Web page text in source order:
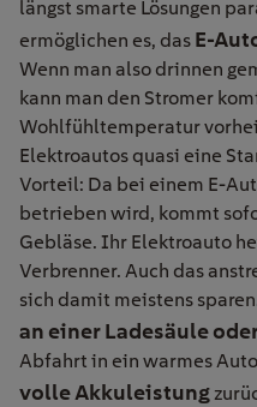
längst smarte Lösungen
ermöglichen es, das E-
Wenn man also drinnen
kann man den Stromer
Wohlfühltemperatur
Elektroautos quasi eine
Vorteil: Da bei einem E-
betrieben wird, kommt
Gebläse. Ihr Elektroauto
Verbrenner. Auch das
sich damit meistens
an einer Ladesäule
Abfahrt in ein warmes
volle Akkuleistung